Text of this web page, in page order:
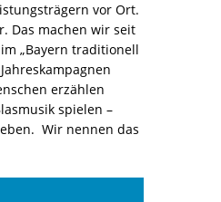
vor Ort.
Das machen wir seit
„Bayern traditionell
erzählen
spielen –
Wir nennen das